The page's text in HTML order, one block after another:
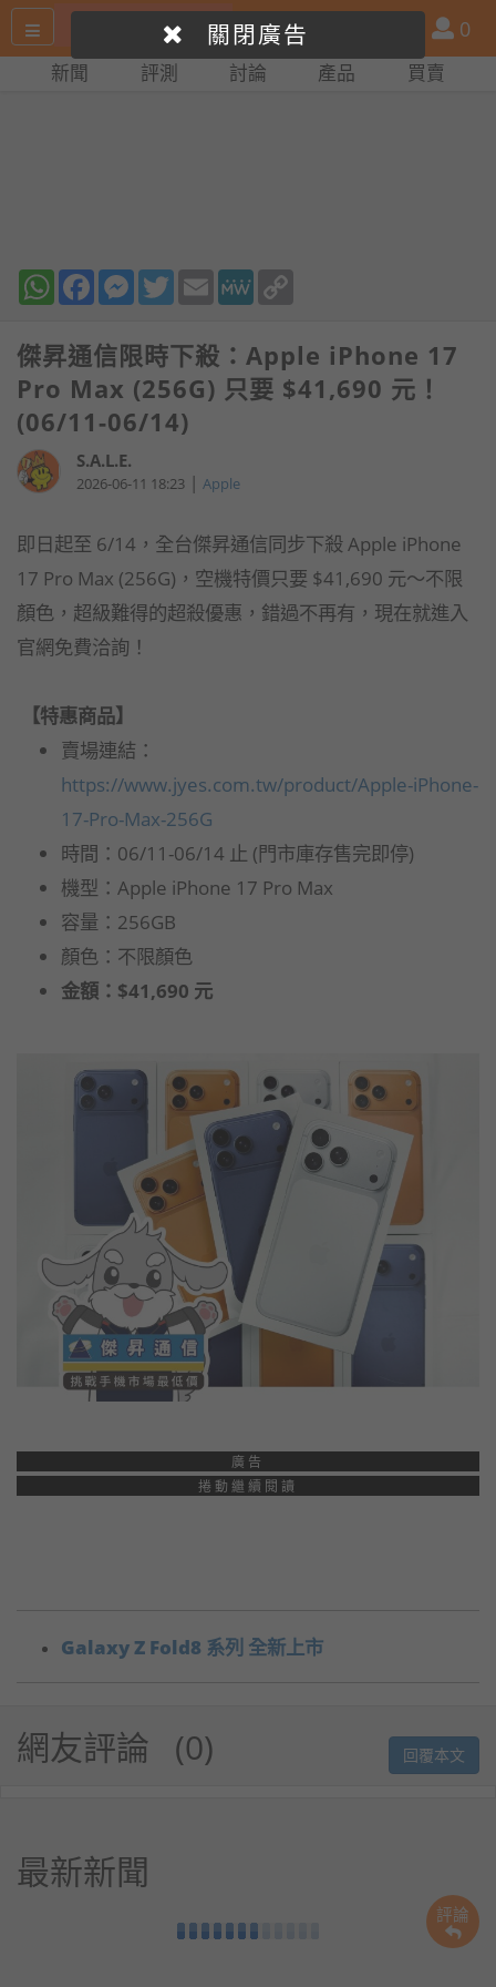
尋
產
品
比
會
員
0
新聞 評測 討論 產品 買賣
評論
WhatsAppFacebookMessenger
TwitterEmail MeWe
傑昇通信限時下殺：Apple iPhone 17
Pro Max (256G) 只要 $41,690 元！
(06/11-06/14)
S.A.L.E.
2026-06-11 18:23 | Apple
即日起至 6/14，全台傑昇通信同步下殺 Apple iPhone
17 Pro Max (256G)，空機特價只要 $41,690 元～不限
顏色，超級難得的超殺優惠，錯過不再有，現在就進入
官網免費洽詢！
【特惠商品】
賣場連結：
https://www.jyes.com.tw/product/Apple-iPhone-
17-Pro-Max-256G
時間：06/11-06/14 止 (門市庫存售完即停)
機型：Apple iPhone 17 Pro Max
容量：256GB
顏色：不限顏色
金額：$41,690 元
關閉廣告
廣告
捲動繼續閱讀
Galaxy Z Fold8 系列 全新上市
網友評論 0 回覆本文
最新新聞